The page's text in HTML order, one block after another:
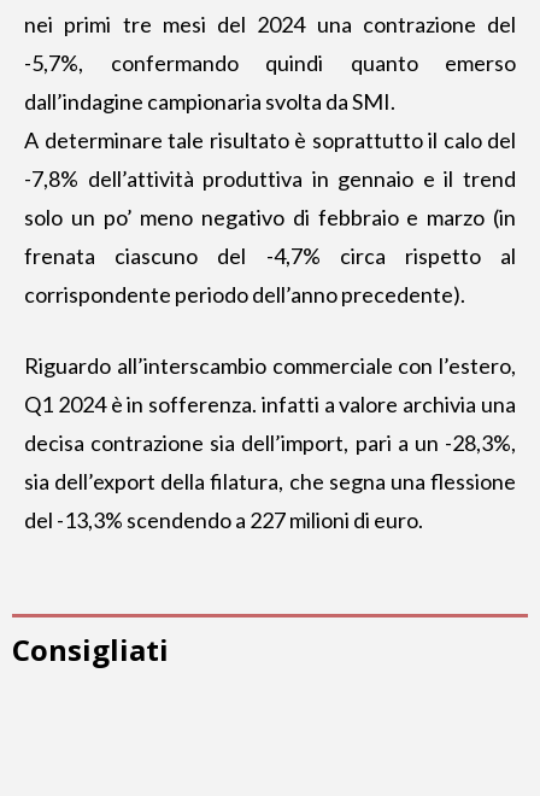
nei primi tre mesi del 2024 una contrazione del
-5,7%, confermando quindi quanto emerso
dall’indagine campionaria svolta da SMI.
A determinare tale risultato è soprattutto il calo del
-7,8% dell’attività produttiva in gennaio e il trend
solo un po’ meno negativo di febbraio e marzo (in
frenata ciascuno del -4,7% circa rispetto al
corrispondente periodo dell’anno precedente).
Riguardo all’interscambio commerciale con l’estero,
Q1 2024 è in sofferenza. infatti a valore archivia una
decisa contrazione sia dell’import, pari a un -28,3%,
sia dell’export della filatura, che segna una flessione
del -13,3% scendendo a 227 milioni di euro.
Consigliati